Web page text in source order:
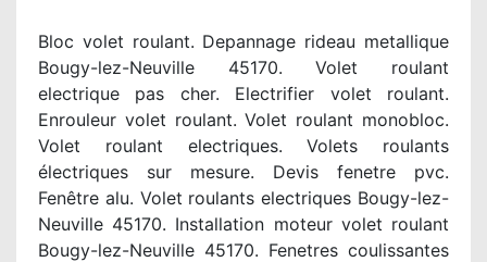
Bloc volet roulant. Depannage rideau metallique
Bougy-lez-Neuville 45170. Volet roulant
electrique pas cher. Electrifier volet roulant.
Enrouleur volet roulant. Volet roulant monobloc.
Volet roulant electriques. Volets roulants
électriques sur mesure. Devis fenetre pvc.
Fenêtre alu. Volet roulants electriques Bougy-lez-
Neuville 45170. Installation moteur volet roulant
Bougy-lez-Neuville 45170. Fenetres coulissantes